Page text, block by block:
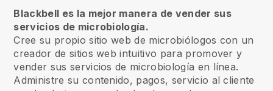
Blackbell es la mejor manera de vender sus
servicios de microbiología.
Cree su propio sitio web de microbiólogos con un
creador de sitios web intuitivo para promover y
vender sus servicios de microbiología en línea.
Administre su contenido, pagos, servicio al cliente